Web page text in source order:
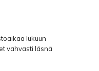
lukuun
vahvasti läsnä